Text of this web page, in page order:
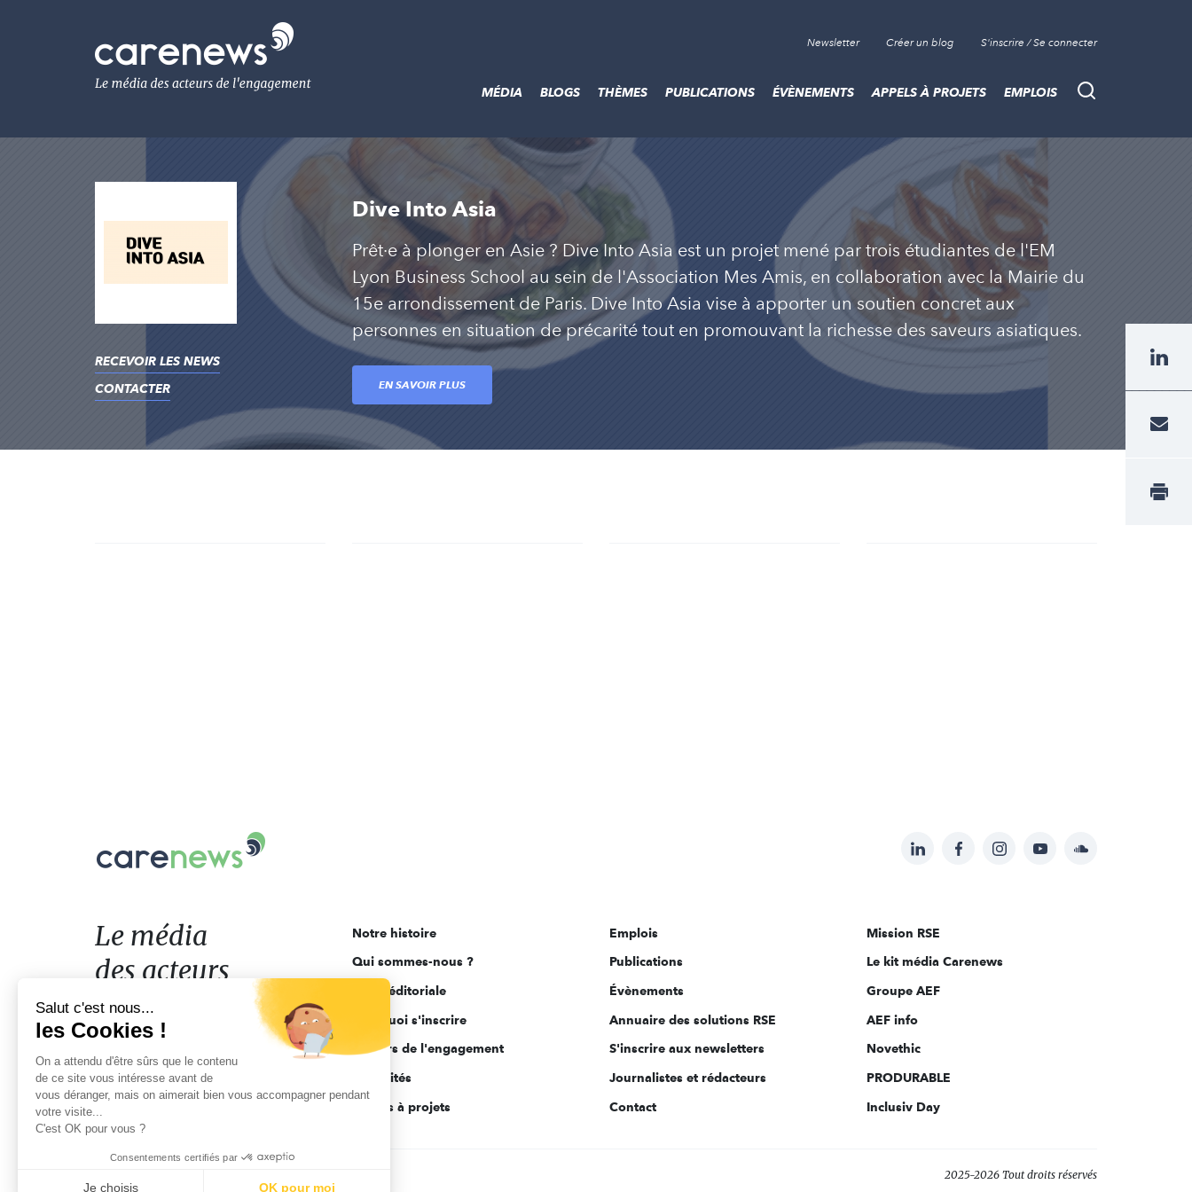
Le
média
de
Newsletter Créer un blog S'inscrire / Se connecter
Recherche
MÉDIA BLOGS THÈMES PUBLICATIONS ÉVÈNEMENTS APPELS À PROJETS EMPLOIS
RECEVOIR LES NEWS
CONTACTER
Dive Into Asia
Prêt·e à plonger en Asie ? Dive Into Asia est un projet mené par trois étudiantes de l'EM
Lyon Business School au sein de l'Association Mes Amis, en collaboration avec la Mairie du
15e arrondissement de Paris. Dive Into Asia vise à apporter un soutien concret aux
personnes en situation de précarité tout en promouvant la richesse des saveurs asiatiques.
EN SAVOIR PLUS
Suivez-
sur:
LinkedInFacebookInstagramYouTubeSoundcloud
Le
acteurs
de
l'engagement
Le média
des acteurs
de l'engagement
Notre histoire
Qui sommes-nous ?
Ligne éditoriale
Pourquoi s'inscrire
Acteurs de l'engagement
Actualités
Appels à projets
Emplois
Publications
Évènements
Annuaire des solutions RSE
S'inscrire aux newsletters
Journalistes et rédacteurs
Contact
Mission RSE
Le kit média Carenews
Groupe AEF
AEF info
Novethic
PRODURABLE
Inclusiv Day
2025-2026 Tout droits réservés
Salut c'est nous...
les Cookies !
On a attendu d'être sûrs que le contenu
de ce site vous intéresse avant de
vous déranger, mais on aimerait bien vous accompagner pendant
votre visite...
C'est OK pour vous ?
Consentements certifiés par
Je choisis OK pour moi